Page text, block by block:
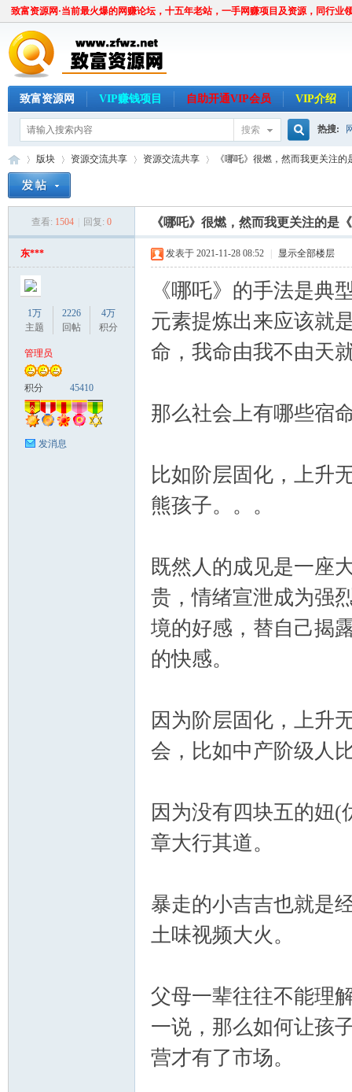
致富资源网·当前最火爆的网赚论坛，十五年老站，一手网赚项目及资源，同行业
致富资源网 VIP赚钱项目 自助开通VIP会员 VIP介绍
搜索
搜
索
热搜:
版块
›
资源交流共享 资源交流共享
›
《哪吒》很燃，然而我更关注
查看: 1504 回复: 0 《哪吒》很燃，然而我更关注的是
东***
1万
主题
2226
回帖
4万
积分
管理员
积分 45410
发消息
发表于 2021-11-28 08:52 显示全部楼层
《哪吒》的手法是典
元素提炼出来应该就
命，我命由我不由天
那么社会上有哪些宿
比如阶层固化，上升
熊孩子。。。
既然人的成见是一座
贵，情绪宣泄成为强
境的好感，替自己揭
的快感。
因为阶层固化，上升
会，比如中产阶级人
因为没有四块五的妞
章大行其道。
暴走的小吉吉也就是
土味视频大火。
父母一辈往往不能理
一说，那么如何让孩
营才有了市场。